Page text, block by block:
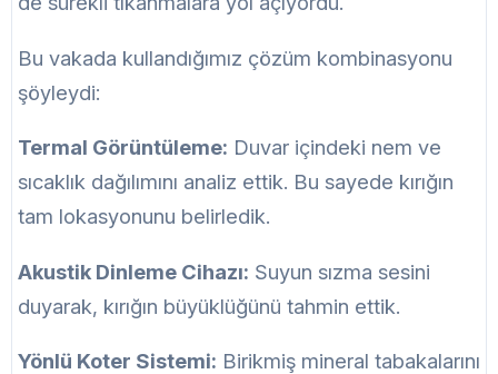
Bu vakada kullandığımız çözüm kombinasyonu
şöyleydi:
Termal Görüntüleme: Duvar içindeki nem ve
sıcaklık dağılımını analiz ettik. Bu sayede kırığın
tam lokasyonunu belirledik.
Akustik Dinleme Cihazı: Suyun sızma sesini
duyarak, kırığın büyüklüğünü tahmin ettik.
Yönlü Koter Sistemi: Birikmiş mineral tabakalarını